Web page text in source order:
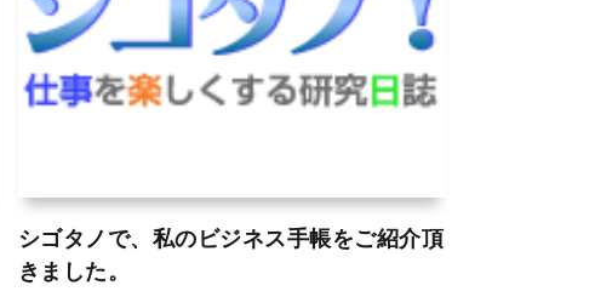
シゴタノで、私のビジネス手帳をご紹介頂
きました。